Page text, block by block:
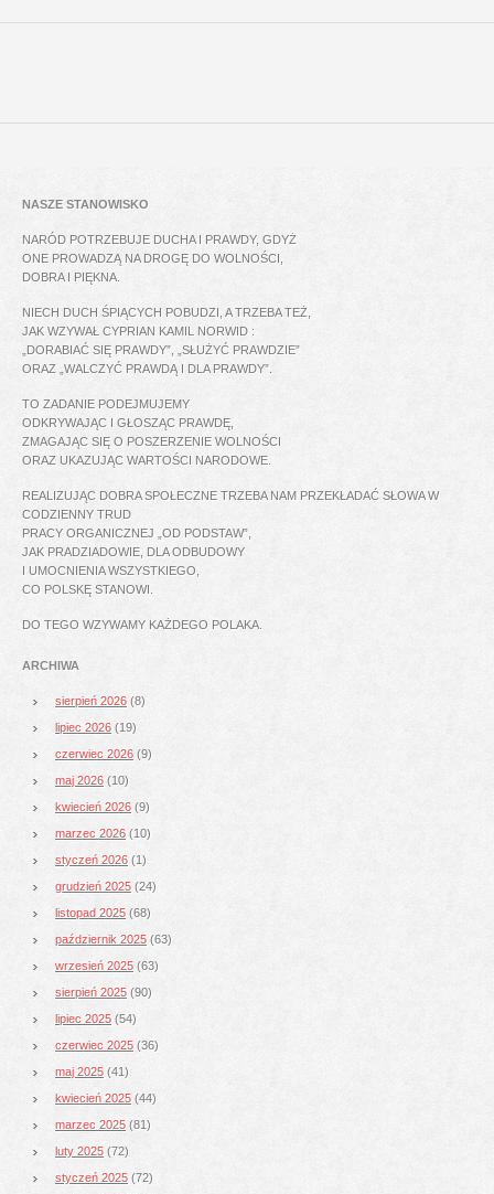
NASZE STANOWISKO
NARÓD POTRZEBUJE DUCHA I PRAWDY, GDYŻ
ONE PROWADZĄ NA DROGĘ DO WOLNOŚCI,
DOBRA I PIĘKNA.
NIECH DUCH ŚPIĄCYCH POBUDZI, A TRZEBA TEŻ,
JAK WZYWAŁ CYPRIAN KAMIL NORWID :
„DORABIAĆ SIĘ PRAWDY”, „SŁUŻYĆ PRAWDZIE”
ORAZ „WALCZYĆ PRAWDĄ I DLA PRAWDY”.
TO ZADANIE PODEJMUJEMY
ODKRYWAJĄC I GŁOSZĄC PRAWDĘ,
ZMAGAJĄC SIĘ O POSZERZENIE WOLNOŚCI
ORAZ UKAZUJĄC WARTOŚCI NARODOWE.
REALIZUJĄC DOBRA SPOŁECZNE TRZEBA NAM PRZEKŁADAĆ SŁOWA W
CODZIENNY TRUD
PRACY ORGANICZNEJ „OD PODSTAW”,
JAK PRADZIADOWIE, DLA ODBUDOWY
I UMOCNIENIA WSZYSTKIEGO,
CO POLSKĘ STANOWI.
DO TEGO WZYWAMY KAŻDEGO POLAKA.
ARCHIWA
sierpień 2026 (8)
lipiec 2026 (19)
czerwiec 2026 (9)
maj 2026 (10)
kwiecień 2026 (9)
marzec 2026 (10)
styczeń 2026 (1)
grudzień 2025 (24)
listopad 2025 (68)
październik 2025 (63)
wrzesień 2025 (63)
sierpień 2025 (90)
lipiec 2025 (54)
czerwiec 2025 (36)
maj 2025 (41)
kwiecień 2025 (44)
marzec 2025 (81)
luty 2025 (72)
styczeń 2025 (72)